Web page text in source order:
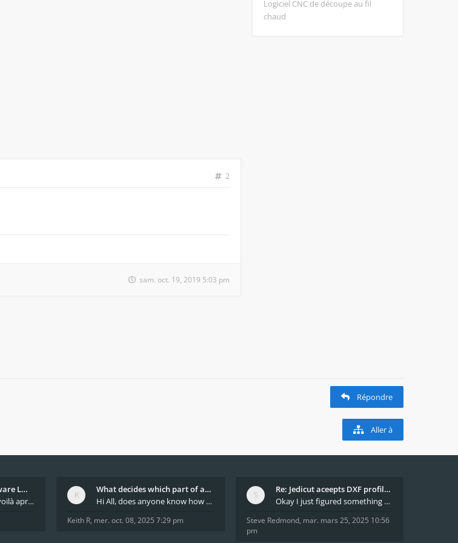
2
sam. oct. 19, 2019 5:03 pm
Logiciel CNC de découpe au fil
chaud
Répondre
Aller à
Différence entre firmware LMFAO_V4_8_0 et du GRBL
Bonjour à tous ! Me revoilà après 5 ans de pause
What decides which part of an airfoil is the extra
Hi All, does anyone know how Jedicut decides which
Keith R, mer. oct. 08, 2025 7:29 pm
Re: Jedicut aceepts DXF profile, but It won't cut
Okay I just figured something out. The profile p
Steve Redmond, mar. mars 25, 2025 10:56
pm